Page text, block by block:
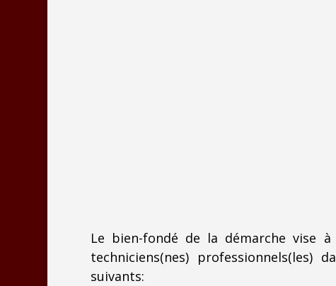
Le bien-fondé de la démarche vise
techniciens(nes)
suivants: